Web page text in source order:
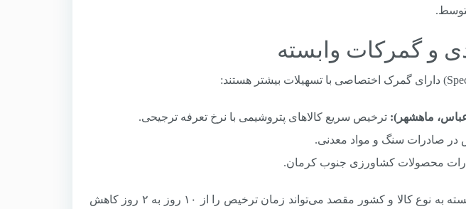
ماهشهر): ترخیص سریع کالاهای پتروشیمی با نرخ تعرفه ترجیحی.
صادرات سنگ و مواد معدنی.
محصولات کشاورزی جنوب کرمان.
نکته کلیدی: انتخاب گمرک اجرایی مناسب بسته به نوع کالا و کشور مقصد می‌تواند زمان ترخیص را از ۱۰ روز به ۲ روز کاهش